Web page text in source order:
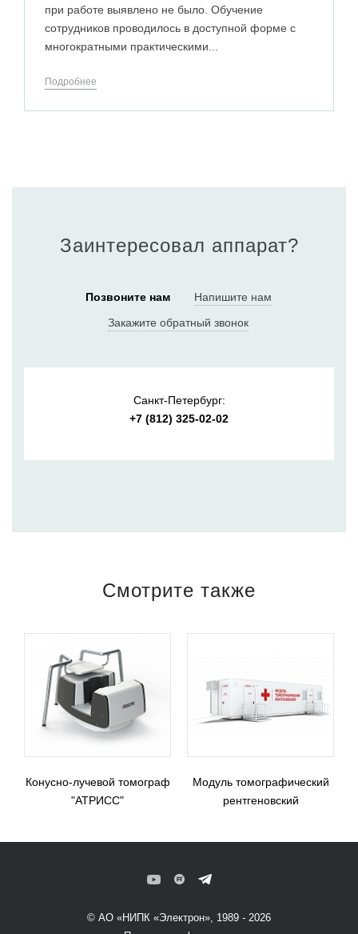
при работе выявлено не было. Обучение
сотрудников проводилось в доступной форме с
многократными практическими...
Подробнее
Заинтересовал аппарат?
Позвоните нам
Напишите нам
Закажите обратный звонок
Санкт-Петербург:
+7 (812) 325-02-02
Смотрите также
Конусно-лучевой томограф
"АТРИСС"
Модуль томографический
рентгеновский
© АО «НИПК «Электрон», 1989 - 2026